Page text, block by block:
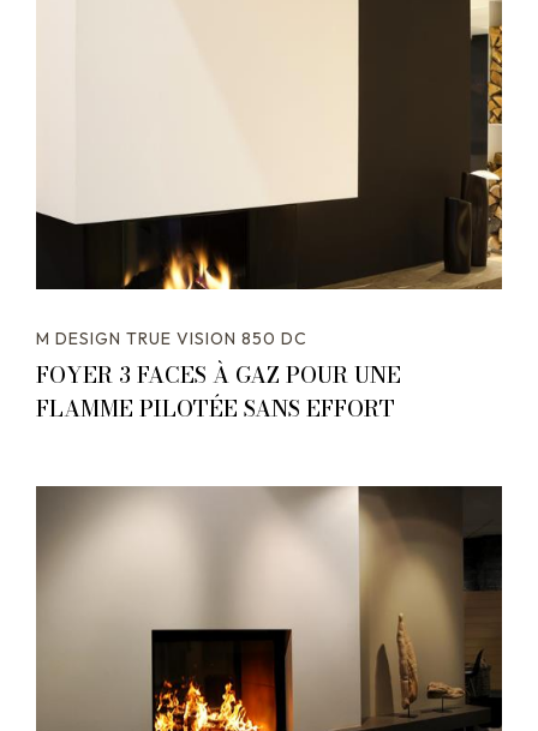
M DESIGN TRUE VISION 850 DC
FOYER 3 FACES À GAZ POUR UNE
FLAMME PILOTÉE SANS EFFORT